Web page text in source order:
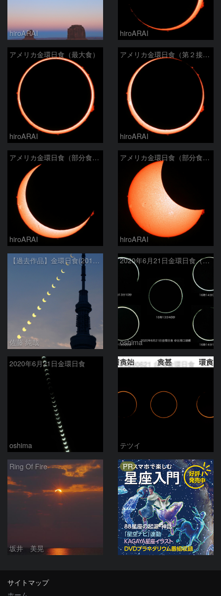
hiroARAI hiroARAI
アメリカ金環日食（最大食）
hiroARAI
アメリカ金環日食（第２接触）
hiroARAI
アメリカ金環日食（部分食その２）
hiroARAI
アメリカ金環日食（部分食その１）
hiroARAI
【過去作品】金環日食(2012年5月21日)の連続写真と東京スカイツリー
佐藤 純哉
2020年6月21日金環日食（拡大）
oshima
2020年6月21日金環日食
oshima
20200621 台湾金環日食
テツイ
Ring Of Fire
坂井 美晃
PR
サイトマップ